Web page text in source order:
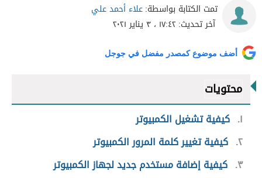
تمت الكتابة بواسطة:علاء أحمد علي
آخر تحديث:١٧:٤٢ ، ٣ يناير ٢٠٢١
أضف موضوع كمصدر مفضل في جوجل
محتويات
١ كيفية تشغيل الكمبيوتر
٢ كيفية تغيير كلمة المرور الكمبيوتر
٣ كيفية إضافة مستخدم جديد لجهاز الكمبيوتر